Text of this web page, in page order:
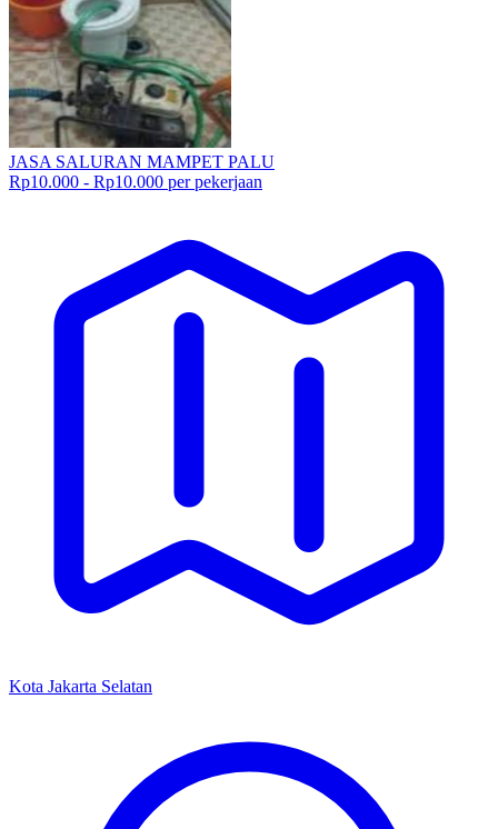
JASA SALURAN MAMPET PALU
Rp10.000 - Rp10.000 per pekerjaan
Kota Jakarta Selatan